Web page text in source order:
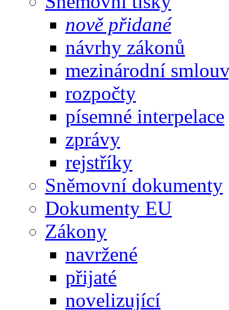
nově přidané
návrhy zákonů
mezinárodní
rozpočty
písemné interpelace
zprávy
rejstříky
Sněmovní dokumenty
Dokumenty EU
Zákony
navržené
přijaté
novelizující